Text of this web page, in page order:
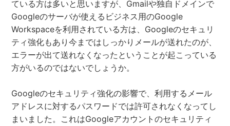
ている方は多いと思いますが、Gmailや独自ドメインで
Googleのサーバが使えるビジネス用のGoogle
Workspaceを利用されている方は、Googleのセキュリ
ティ強化もあり今まではしっかりメールが送れたのが、
エラーが出て送れなくなったということが起こっている
方がいるのではないでしょうか。
Googleのセキュリティ強化の影響で、利用するメール
アドレスに対するパスワードでは許可されなくなってし
まいました。これはGoogleアカウントのセキュリティ